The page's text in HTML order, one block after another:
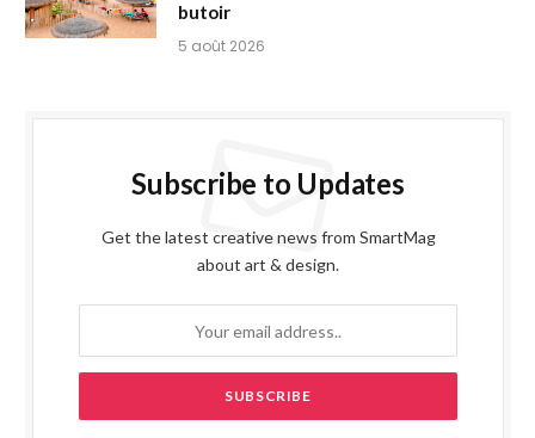
butoir
5 août 2026
Subscribe to Updates
Get the latest creative news from SmartMag
about art & design.